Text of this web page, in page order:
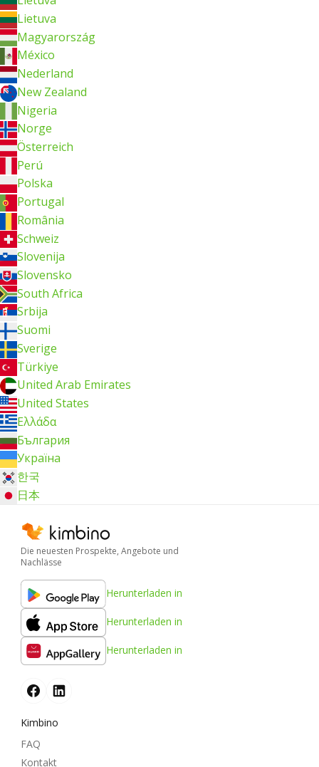
Lietuva
Magyarország
México
Nederland
New Zealand
Nigeria
Norge
Österreich
Perú
Polska
Portugal
România
Schweiz
Slovenija
Slovensko
South Africa
Srbija
Suomi
Sverige
Türkiye
United Arab Emirates
United States
Ελλάδα
България
Україна
한국
日本
Die neuesten Prospekte, Angebote und
Nachlässe
Herunterladen in
Herunterladen in
Herunterladen in
Kimbino
FAQ
Kontakt